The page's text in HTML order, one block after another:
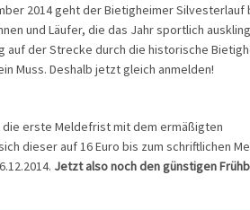
2014 geht der Bietigheimer Silvesterlauf
und Läufer, die das Jahr sportlich
auf der Strecke durch die historische
Muss. Deshalb jetzt gleich anmelden!
die erste Meldefrist mit dem ermäßigten
dieser auf 16 Euro bis zum schriftlichen
Jetzt also noch den günstigen